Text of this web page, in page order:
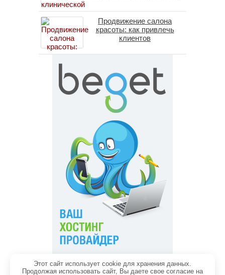
специалистов в 2026 году
Продвижение салона
красоты: как привлечь
клиентов
Главная Обратная связь
Этот сайт использует cookie для хранения данных.
Продолжая использовать сайт, Вы даете свое согласие на